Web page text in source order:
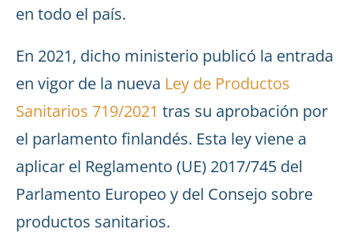
en todo el país.
En 2021, dicho ministerio publicó la entrada
en vigor de la nueva Ley de Productos
Sanitarios 719/2021 tras su aprobación por
el parlamento finlandés. Esta ley viene a
aplicar el Reglamento (UE) 2017/745 del
Parlamento Europeo y del Consejo sobre
productos sanitarios.